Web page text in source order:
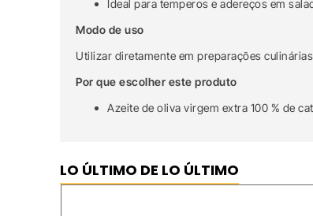
Ideal para temperos e adereços em
Modo de uso
Utilizar diretamente em preparações
Por que escolher este produto
Azeite de oliva virgem extra 100 % de
LO ÚLTIMO DE LO ÚLTIMO